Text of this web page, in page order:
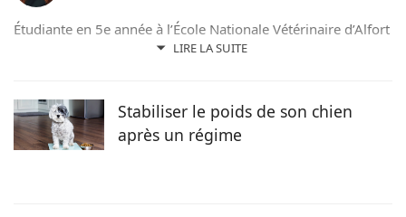
LIRE LA SUITE
Étudiante en 5e année à l’École Nationale Vétérinaire d’Alfort
(ENVA), Amélie de Grandsaignes est également Assistante
une spécialisation en chirurgie des animaux de compagnie.
Stabiliser le poids de son chien
après un régime